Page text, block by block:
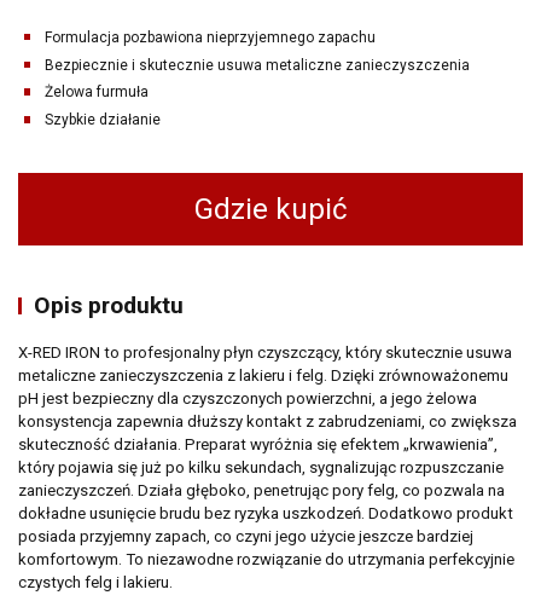
Formulacja pozbawiona nieprzyjemnego zapachu
Bezpiecznie i skutecznie usuwa metaliczne zanieczyszczenia
Żelowa furmuła
Szybkie działanie
Gdzie kupić
Opis produktu
X-RED IRON to profesjonalny płyn czyszczący, który skutecznie usuwa
metaliczne zanieczyszczenia z lakieru i felg. Dzięki zrównoważonemu
pH jest bezpieczny dla czyszczonych powierzchni, a jego żelowa
konsystencja zapewnia dłuższy kontakt z zabrudzeniami, co zwiększa
skuteczność działania. Preparat wyróżnia się efektem „krwawienia”,
który pojawia się już po kilku sekundach, sygnalizując rozpuszczanie
zanieczyszczeń. Działa głęboko, penetrując pory felg, co pozwala na
dokładne usunięcie brudu bez ryzyka uszkodzeń. Dodatkowo produkt
posiada przyjemny zapach, co czyni jego użycie jeszcze bardziej
komfortowym. To niezawodne rozwiązanie do utrzymania perfekcyjnie
czystych felg i lakieru.